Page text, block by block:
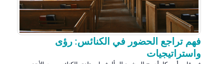
فهم تراجع الحضور في الكنائس: رؤى
واستراتيجيات